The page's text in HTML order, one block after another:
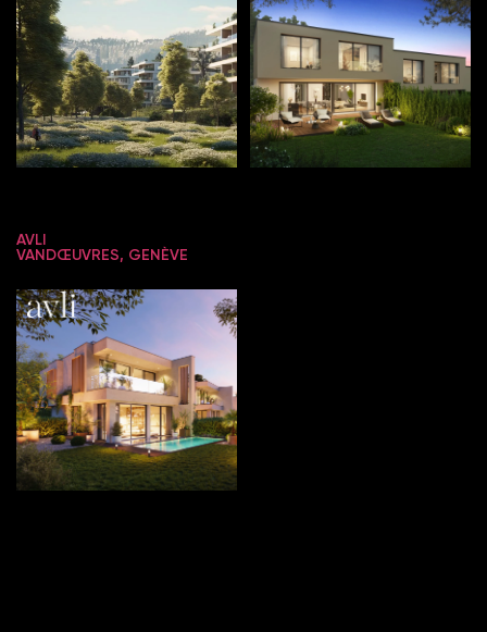
AVLI
VANDŒUVRES, GENÈVE